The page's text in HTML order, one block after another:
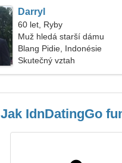
Darryl
60 let, Ryby
Muž hledá starší dámu
Blang Pidie, Indonésie
Skutečný vztah
Jak IdnDatingGo